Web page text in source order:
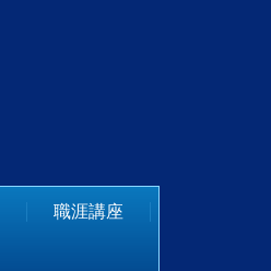
職涯講座